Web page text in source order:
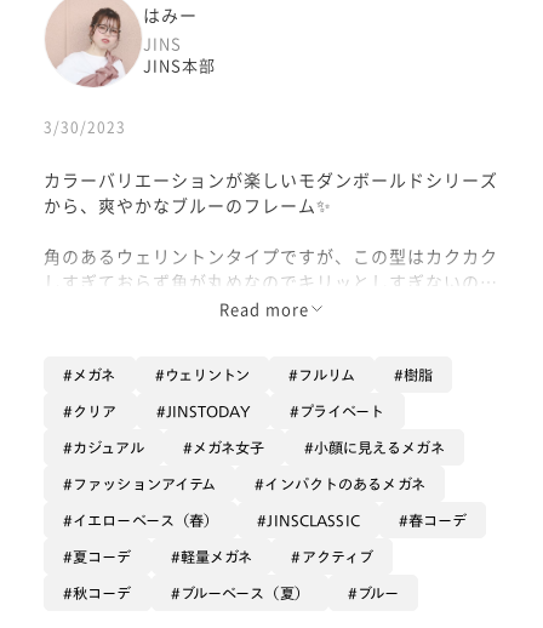
はみー
JINS
JINS本部
3/30/2023
カラーバリエーションが楽しいモダンボールドシリーズ
から、爽やかなブルーのフレーム✨
角のあるウェリントンタイプですが、この型はカクカク
しすぎておらず角が丸めなのでキリッとしすぎないのが
お店でも、老若男女問わず皆さんに人気な印象です！
さらにこのペールブルー！！絶妙なクリア加減が可愛す
ぎます〜💙
とっても透け感があるのと、若干くすんだ感じのブルー
なので、カラーフレームなのに全然浮かないんです！お
顔やコーデにスッと馴染んで掛けやすいカラーですね〜
Read more
メガネ ウェリントン フルリム 樹脂
クリア JINSTODAY プライベート
カジュアル メガネ女子 小顔に見えるメガネ
ファッションアイテム インパクトのあるメガネ
イエローベース（春） JINSCLASSIC 春コーデ
夏コーデ 軽量メガネ アクティブ
秋コーデ ブルーベース（夏） ブルー